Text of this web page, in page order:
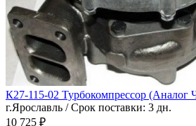
К27-115-02 Турбокомпрессор (Аналог
г.Ярославль / Срок поставки: 3 дн.
10 725 ₽